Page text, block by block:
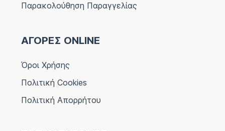
Παρακολούθηση Παραγγελίας
ΑΓΟΡΕΣ ONLINE
Όροι Χρήσης
Πολιτική Cookies
Πολιτική Απορρήτου